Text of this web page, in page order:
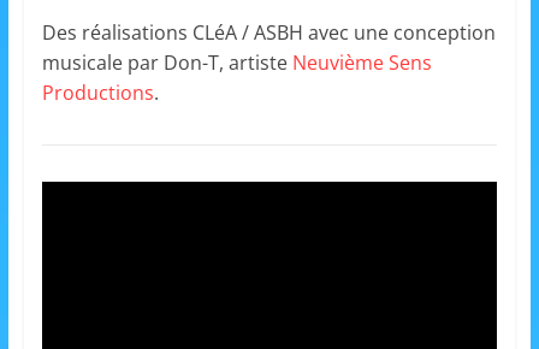
A
n
Des réalisations CLéA / ASBH avec une conception
musicale par Don-T, artiste Neuvième Sens
Productions.